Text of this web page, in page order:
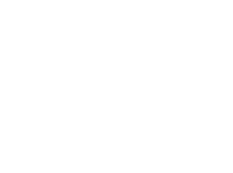
Ceramic Pro Strong გამოცდილია
გამოიყენება
გამოცდებმა დაადასტურა
სითბურ წყაროსა და ღია ალს,
აჩვენა სითბოს
კვამლი არ წარმოქმნა — ეს